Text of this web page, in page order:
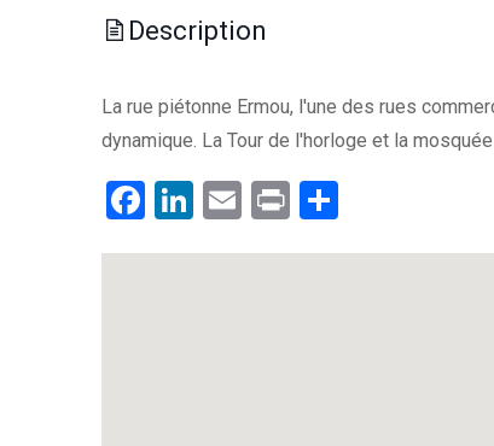
Description
La rue piétonne Ermou, l'une des rues
dynamique. La Tour de l'horloge et la
Facebook
LinkedIn
Email
Print